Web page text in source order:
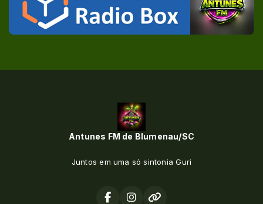
Antunes FM de Blumenau/SC
Juntos em uma só sintonia Guri